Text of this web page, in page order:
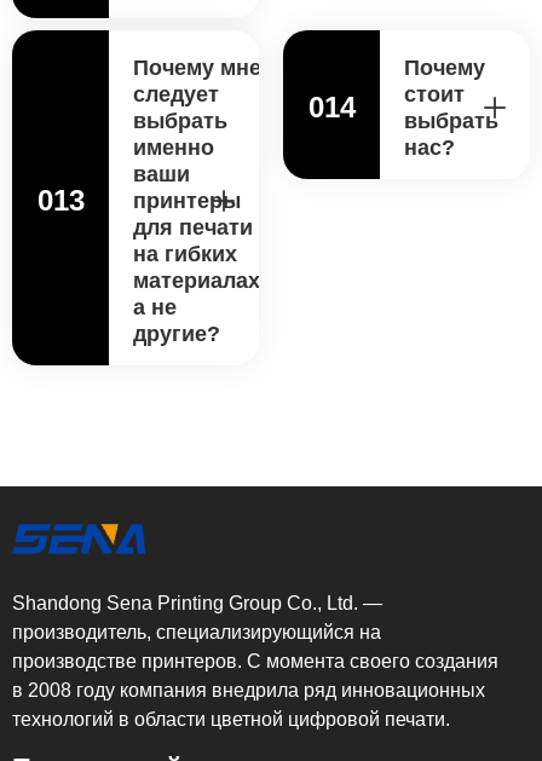
013
Почему мне
следует
выбрать
именно
ваши
принтеры
для печати
на гибких
материалах,
а не
другие?
014
Почему
стоит
выбрать
нас?
Shandong Sena Printing Group Co., Ltd. —
производитель, специализирующийся на
производстве принтеров. С момента своего создания
в 2008 году компания внедрила ряд инновационных
технологий в области цветной цифровой печати.